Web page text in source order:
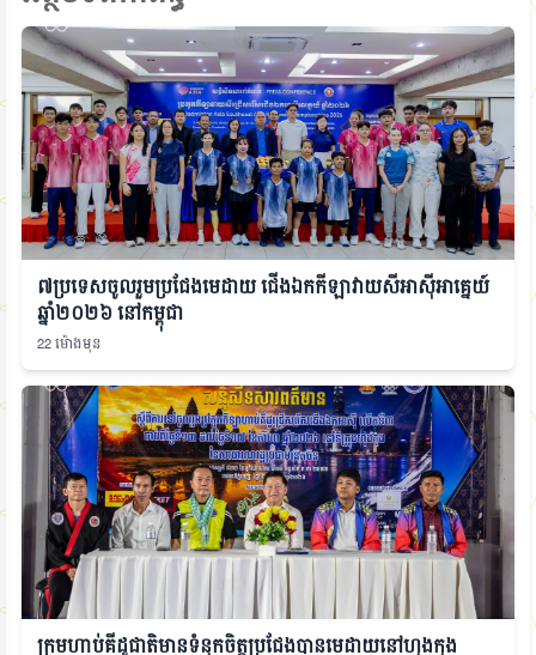
៧ប្រទេសចូលរួមប្រជែងមេដាយ ជើងឯកកីឡាវាយសីអាស៊ីអាគ្នេយ៍
ឆ្នាំ២០២៦ នៅកម្ពុជា
22 ម៉ោងមុន
ក្រុមហាប់គីដូជាតិមានទំនុកចិត្តប្រជែងបានមេដាយនៅហុងកុង